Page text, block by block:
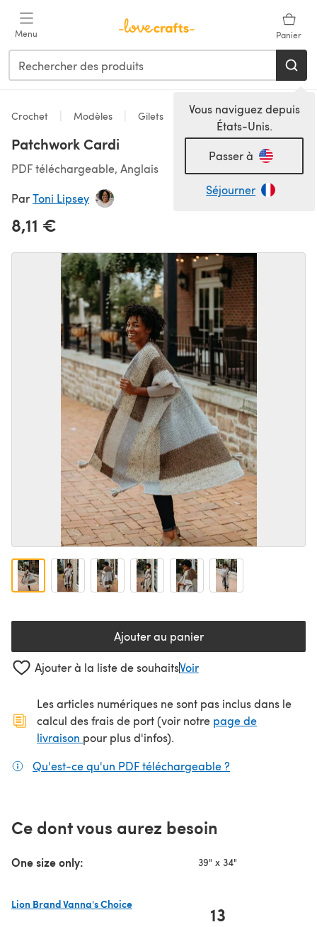
Menu Panier
Vous naviguez depuis
États-Unis.
Passer à
Séjourner
Crochet Modèles Gilets
Patchwork Cardi
PDF téléchargeable, Anglais
ParToni Lipsey
8,11 €
Ajouter au panier
Ajouter à la liste de souhaitsVoir
Les articles numériques ne sont pas inclus dans le
calcul des frais de port (voir notre page de
livraison (s'ouvre dans un nouvel onglet)
pour plus d'infos).
Qu'est-ce qu'un PDF téléchargeable ?
Ce dont vous aurez besoin
One size only: 39" x 34"
Lion Brand Vanna's Choice
13